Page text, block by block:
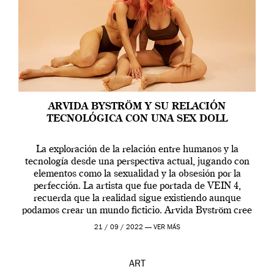
ARVIDA BYSTRÖM Y SU RELACIÓN
TECNOLÓGICA CON UNA SEX DOLL
La exploración de la relación entre humanos y la
tecnología desde una perspectiva actual, jugando con
elementos como la sexualidad y la obsesión por la
perfección. La artista que fue portada de VEIN 4,
recuerda que la realidad sigue existiendo aunque
podamos crear un mundo ficticio. Arvida Byström cree
que los humanos tienen un complejo […]
21 / 09 / 2022 — VER MÁS
ART